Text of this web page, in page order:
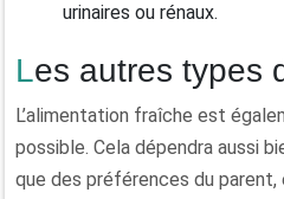
urinaires ou rénaux.
Les autres types
L’alimentation fraîche est
possible. Cela dépendra aussi
que des préférences du